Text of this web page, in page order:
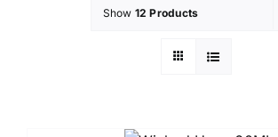
Elektronik Sigara Puff
Show 12 Products